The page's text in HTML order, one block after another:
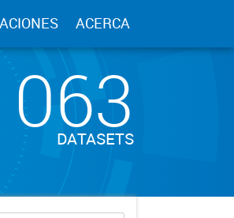
ACERCA
063
DATASETS